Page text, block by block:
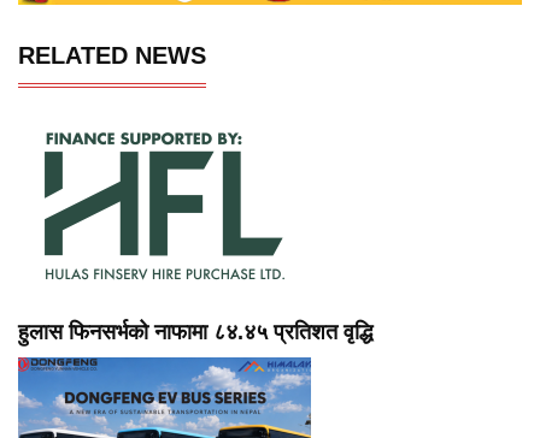
RELATED NEWS
हुलास फिनसर्भको नाफामा ८४.४५ प्रतिशत वृद्धि